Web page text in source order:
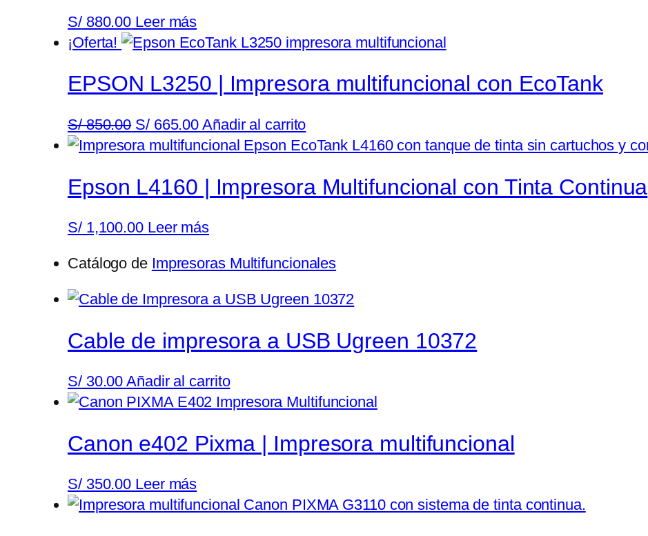
S/880.00 Leer más
¡Oferta!
EPSON L3250 | Impresora multifuncional con EcoTank
S/850.00 El
precio
era:
S/665.00El
precio
Añadir al carrito
Epson L4160 | Impresora Multifuncional con Tinta Continua
S/1,100.00 Leer más
Catálogo de Impresoras Multifuncionales
Cable de impresora a USB Ugreen 10372
S/30.00 Añadir al carrito
Canon e402 Pixma | Impresora multifuncional
S/350.00 Leer más